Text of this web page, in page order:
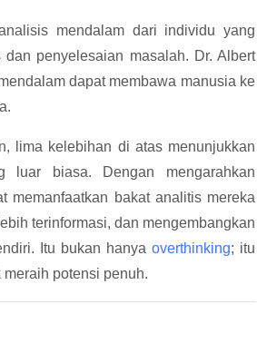
mendalam dari individu yang
penyelesaian masalah. Dr. Albert
dapat membawa manusia ke
lima kelebihan di atas menunjukkan
luar biasa. Dengan mengarahkan
memanfaatkan bakat analitis mereka
terinformasi, dan mengembangkan
Itu bukan hanya overthinking; itu
potensi penuh.